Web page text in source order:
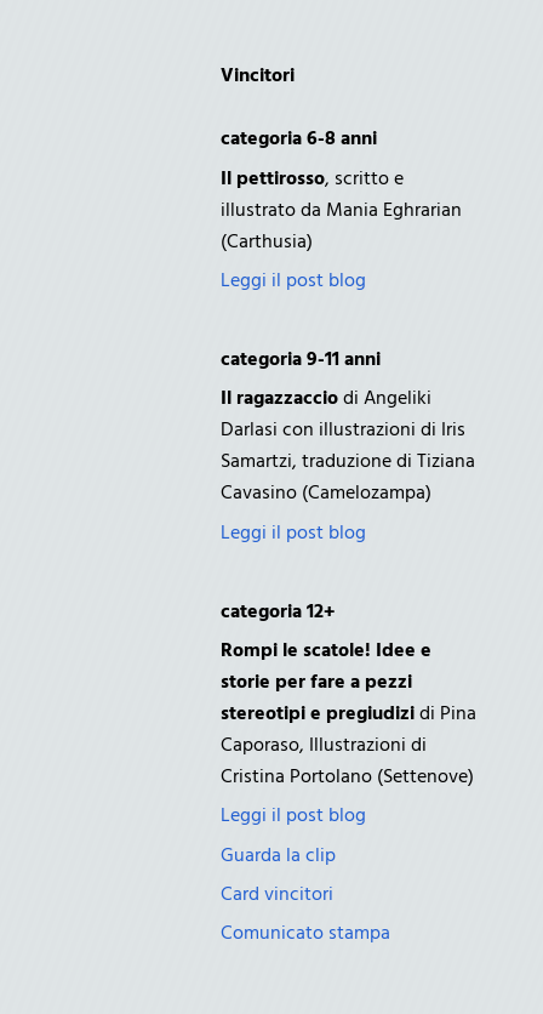
Vincitori
categoria 6-8 anni
Il pettirosso, scritto e
illustrato da Mania Eghrarian
(Carthusia)
Leggi il post blog
categoria 9-11 anni
Il ragazzacciodi Angeliki
Darlasi con illustrazioni di Iris
Samartzi, traduzione di Tiziana
Cavasino (Camelozampa)
Leggi il post blog
categoria 12+
Rompi le scatole! Idee e
storie per fare a pezzi
stereotipi e pregiudizidi Pina
Caporaso, Illustrazioni di
Cristina Portolano (Settenove)
Leggi il post blog
Guarda la clip
Card vincitori
Comunicato stampa